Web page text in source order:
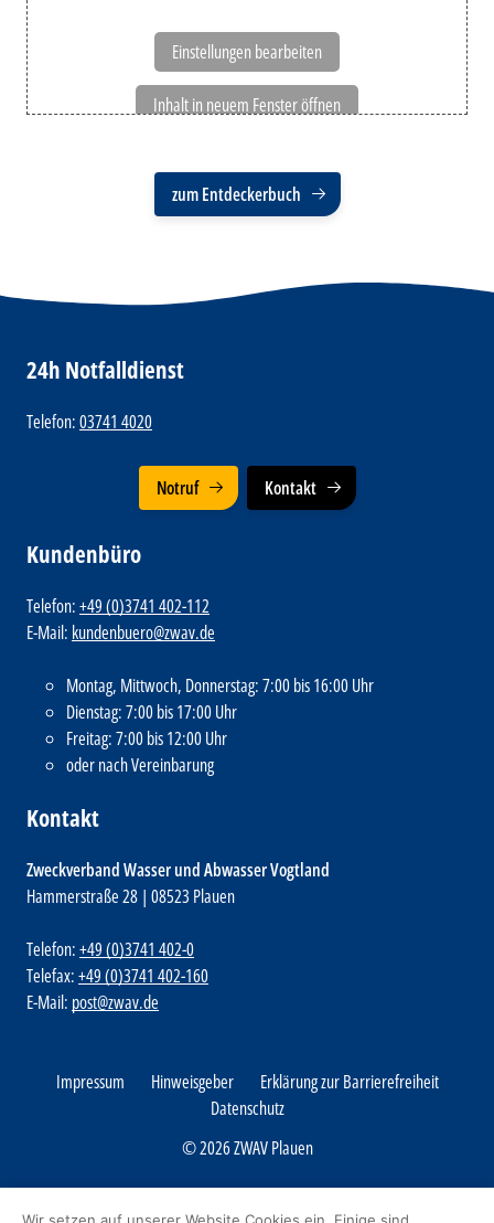
Einstellungen bearbeiten
Inhalt in neuem Fenster öffnen
zum Entdeckerbuch
24h Notfalldienst
Telefon:03741 4020
Notruf Kontakt
Kundenbüro
Telefon:+49 (0)3741 402-112
E-Mail: kundenbuero@zwav.de
Montag, Mittwoch, Donnerstag: 7:00 bis 16:00 Uhr
Dienstag: 7:00 bis 17:00 Uhr
Freitag: 7:00 bis 12:00 Uhr
oder nach Vereinbarung
Kontakt
Zweckverband Wasser und Abwasser Vogtland
Hammerstraße 28 | 08523 Plauen
Telefon:+49 (0)3741 402-0
Telefax:+49 (0)3741 402-160
E-Mail: post@zwav.de
© 2026 ZWAV Plauen
Impressum Hinweisgeber
Erklärung zur Barrierefreiheit
Datenschutz
Wir setzen auf unserer Website Cookies ein. Einige sind